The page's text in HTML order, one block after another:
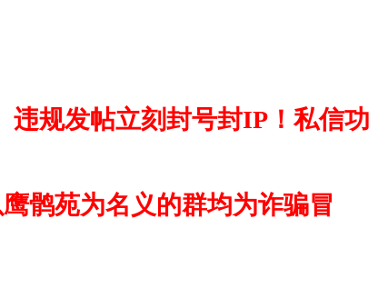
违规发帖立刻封号封IP！私信功
鹘苑为名义的群均为诈骗冒